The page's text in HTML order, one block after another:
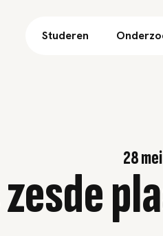
Studeren
28